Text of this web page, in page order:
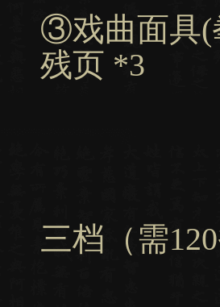
③戏曲面具(
残页 *3
三档（需